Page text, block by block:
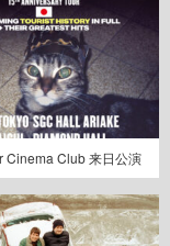
Cinema Club 来日公演